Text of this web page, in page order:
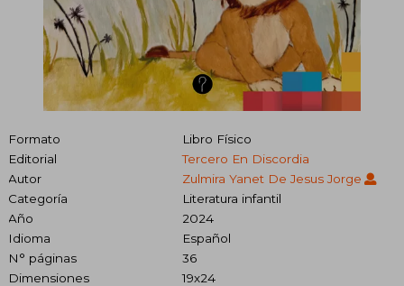
Formato
Libro Físico
Editorial
Tercero En Discordia
Autor
Zulmira Yanet De Jesus Jorge
Categoría
Literatura infantil
Año
2024
Idioma
Español
N° páginas
36
Dimensiones
19x24